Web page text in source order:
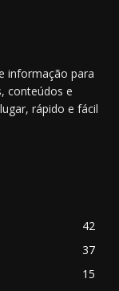
informação para
conteúdos e
rápido e fácil
42
37
15